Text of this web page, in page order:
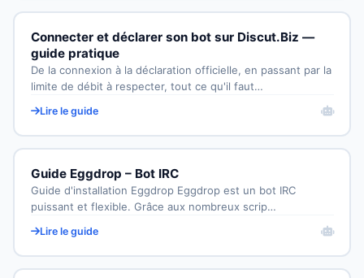
Connecter et déclarer son bot sur Discut.Biz —
guide pratique
De la connexion à la déclaration officielle, en passant par la
limite de débit à respecter, tout ce qu'il faut…
Lire le guide
Guide Eggdrop – Bot IRC
Guide d'installation Eggdrop Eggdrop est un bot IRC
puissant et flexible. Grâce aux nombreux scrip…
Lire le guide